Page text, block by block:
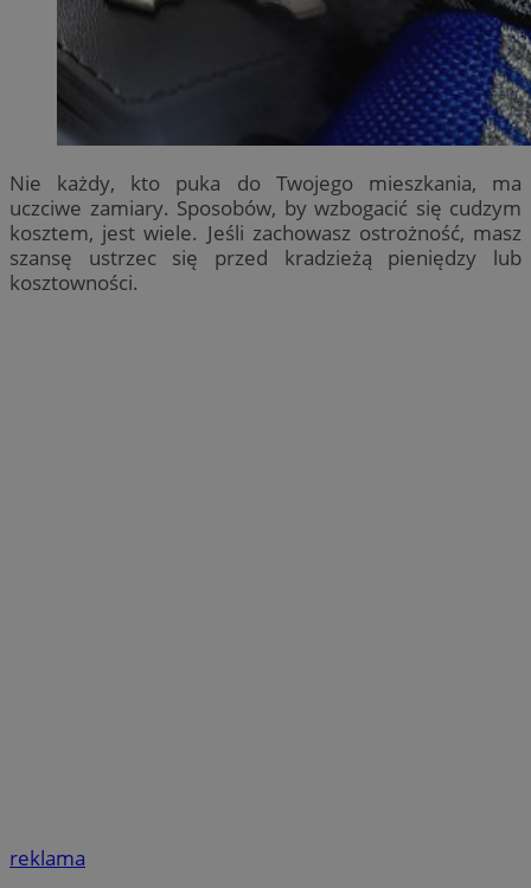
Nie każdy, kto puka do Twojego mieszkania, ma
uczciwe zamiary. Sposobów, by wzbogacić się cudzym
kosztem, jest wiele. Jeśli zachowasz ostrożność, masz
szansę ustrzec się przed kradzieżą pieniędzy lub
kosztowności.
reklama